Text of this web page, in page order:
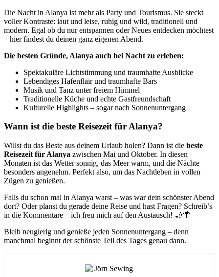
Die Nacht in Alanya ist mehr als Party und Tourismus. Sie steckt
voller Kontraste: laut und leise, ruhig und wild, traditionell und
modern. Egal ob du nur entspannen oder Neues entdecken möchtest
– hier findest du deinen ganz eigenen Abend.
Die besten Gründe, Alanya auch bei Nacht zu erleben:
Spektakuläre Lichtstimmung und traumhafte Ausblicke
Lebendiges Hafenflair und traumhafte Bars
Musik und Tanz unter freiem Himmel
Traditionelle Küche und echte Gastfreundschaft
Kulturelle Highlights – sogar nach Sonnenuntergang
Wann ist die beste Reisezeit für Alanya?
Willst du das Beste aus deinem Urlaub holen? Dann ist die beste
Reisezeit für Alanya zwischen Mai und Oktober. In diesen
Monaten ist das Wetter sonnig, das Meer warm, und die Nächte
besonders angenehm. Perfekt also, um das Nachtleben in vollen
Zügen zu genießen.
Falls du schon mal in Alanya warst – was war dein schönster Abend
dort? Oder planst du gerade deine Reise und hast Fragen? Schreib’s
in die Kommentare – ich freu mich auf den Austausch! 🌙🌴
Bleib neugierig und genieße jeden Sonnenuntergang – denn
manchmal beginnt der schönste Teil des Tages genau dann.